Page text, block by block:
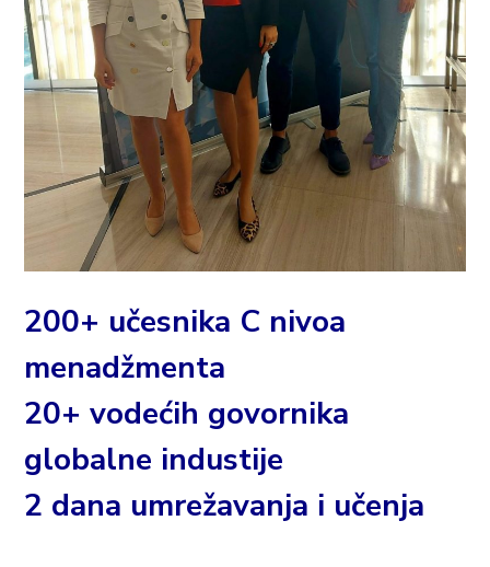
200+ učesnika C nivoa
menadžmenta
20+ vodećih govornika
globalne industije
2 dana umrežavanja i učenja